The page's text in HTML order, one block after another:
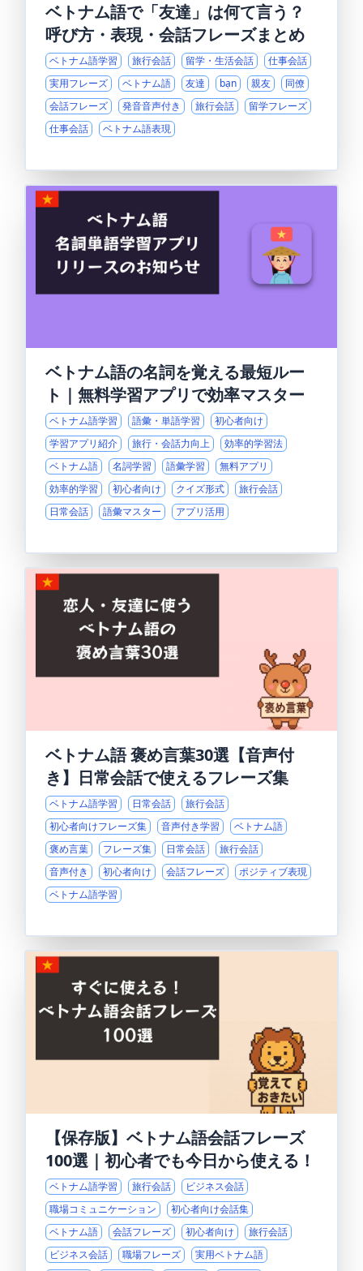
ベトナム語で「友達」は何て言う？
呼び方・表現・会話フレーズまとめ
ベトナム語学習 旅行会話 留学・生活会話
仕事会話
実用フレーズ
ベトナム語 友達 bạn 親友
同僚
会話フレーズ
発音音声付き 旅行会話
留学フレーズ
仕事会話
ベトナム語表現
ベトナム語の名詞を覚える最短ルー
ト｜無料学習アプリで効率マスター
ベトナム語学習 語彙・単語学習
初心者向け
学習アプリ紹介
旅行・会話力向上
効率的学習法
ベトナム語
名詞学習 語彙学習
無料アプリ
効率的学習
初心者向け クイズ形式
旅行会話
日常会話
語彙マスター アプリ活用
ベトナム語 褒め言葉30選【音声付
き】日常会話で使えるフレーズ集
ベトナム語学習 日常会話
旅行会話
初心者向けフレーズ集
音声付き学習
ベトナム語
褒め言葉
フレーズ集 日常会話
旅行会話
音声付き
初心者向け 会話フレーズ
ポジティブ表現
ベトナム語学習
【保存版】ベトナム語会話フレーズ
100選｜初心者でも今日から使える！
ベトナム語学習 旅行会話
ビジネス会話
職場コミュニケーション
初心者向け会話集
ベトナム語
会話フレーズ 初心者向け
旅行会話
ビジネス会話
職場フレーズ
実用ベトナム語